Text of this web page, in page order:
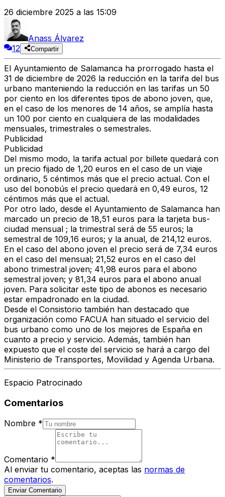
26 diciembre 2025 a las 15:09
Anass Álvarez
12
Compartir
El Ayuntamiento de Salamanca ha prorrogado hasta el
31 de diciembre de 2026 la reducción en la tarifa del bus
urbano manteniendo la reducción en las tarifas un 50
por ciento en los diferentes tipos de abono joven, que,
en el caso de los menores de 14 años, se amplía hasta
un 100 por ciento en cualquiera de las modalidades
mensuales, trimestrales o semestrales.
Publicidad
Publicidad
Del mismo modo, la tarifa actual por billete quedará con
un precio fijado de 1,20 euros en el caso de un viaje
ordinario, 5 céntimos más que el precio actual. Con el
uso del bonobús el precio quedará en 0,49 euros, 12
céntimos más que el actual.
Por otro lado, desde el Ayuntamiento de Salamanca han
marcado un precio de 18,51 euros para la tarjeta bus-
ciudad mensual ; la trimestral será de 55 euros; la
semestral de 109,16 euros; y la anual, de 214,12 euros.
En el caso del abono joven el precio será de 7,34 euros
en el caso del mensual; 21,52 euros en el caso del
abono trimestral joven; 41,98 euros para el abono
semestral joven; y 81,34 euros para el abono anual
joven. Para solicitar este tipo de abonos es necesario
estar empadronado en la ciudad.
Desde el Consistorio también han destacado que
organización como FACUA han situado el servicio del
bus urbano como uno de los mejores de España en
cuanto a precio y servicio. Además, también han
expuesto que el coste del servicio se hará a cargo del
Ministerio de Transportes, Movilidad y Agenda Urbana.
Espacio Patrocinado
Comentarios
Nombre *
Comentario *
Al enviar tu comentario, aceptas las normas de
comentarios.
Enviar Comentario